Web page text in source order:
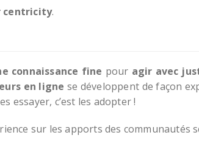
centricity.
connaissance fine pour agir avec
en ligne se développent de façon
essayer, c’est les adopter !
sur les apports des communautés